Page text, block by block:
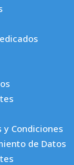
Condiciones
de Datos